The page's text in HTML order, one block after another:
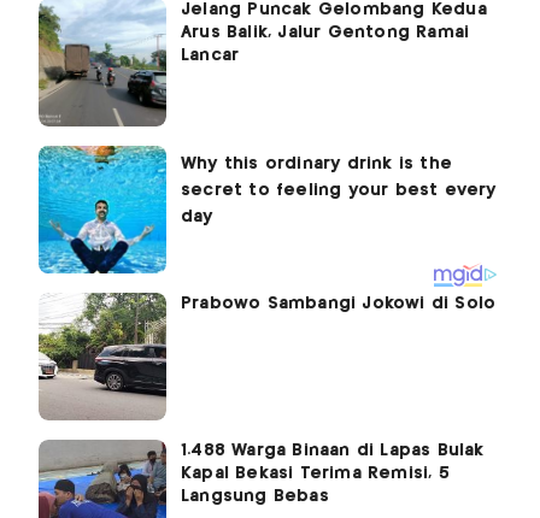
Jelang Puncak Gelombang Kedua
Arus Balik, Jalur Gentong Ramai
Lancar
Prabowo Sambangi Jokowi di Solo
1.488 Warga Binaan di Lapas Bulak
Kapal Bekasi Terima Remisi, 5
Langsung Bebas